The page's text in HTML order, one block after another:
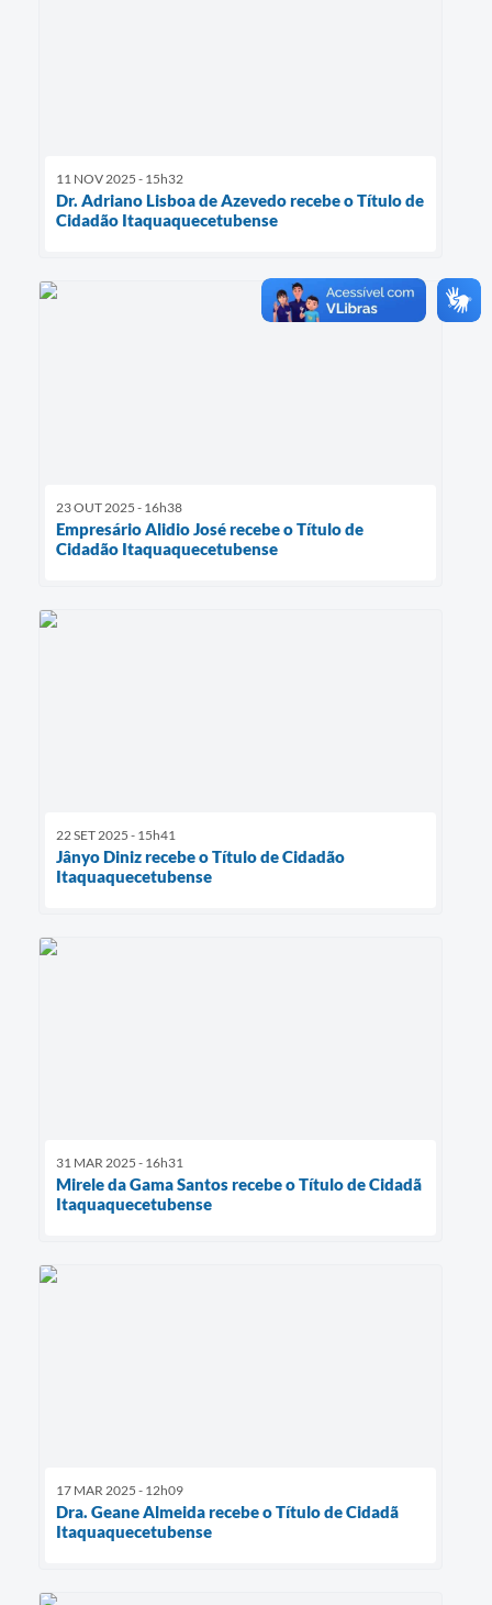
11 NOV 2025 - 15h32
Dr. Adriano Lisboa de Azevedo recebe o Título de
Cidadão Itaquaquecetubense
23 OUT 2025 - 16h38
Empresário Alidio José recebe o Título de
Cidadão Itaquaquecetubense
22 SET 2025 - 15h41
Jânyo Diniz recebe o Título de Cidadão
Itaquaquecetubense
31 MAR 2025 - 16h31
Mirele da Gama Santos recebe o Título de Cidadã
Itaquaquecetubense
17 MAR 2025 - 12h09
Dra. Geane Almeida recebe o Título de Cidadã
Itaquaquecetubense